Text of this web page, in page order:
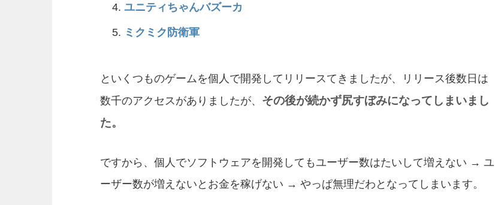
ユニティちゃんバズーカ
ミクミク防衛軍
といくつものゲームを個人で開発してリリースてきましたが、リリース後数日は
数千のアクセスがありましたが、 その後が続かず尻すぼみになってしまいまし
た。
ですから、個人でソフトウェアを開発してもユーザー数はたいして増えない → ユ
ーザー数が増えないとお金を稼げない → やっぱ無理だわとなってしまいます。